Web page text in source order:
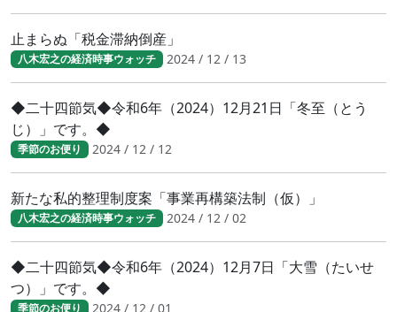
止まらぬ「税金滞納倒産」
八木宏之の経済時事ウォッチ 2024 / 12 / 13
◆二十四節気◆令和6年（2024）12月21日「冬至（とう
じ）」です。◆
季節のお便り 2024 / 12 / 12
新たな私的整理制度案「事業再構築法制（仮）」
八木宏之の経済時事ウォッチ 2024 / 12 / 02
◆二十四節気◆令和6年（2024）12月7日「大雪（たいせ
つ）」です。◆
季節のお便り 2024 / 12 / 01